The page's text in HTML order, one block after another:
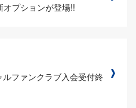
プションが登場!!
ファンクラブ入会受付終